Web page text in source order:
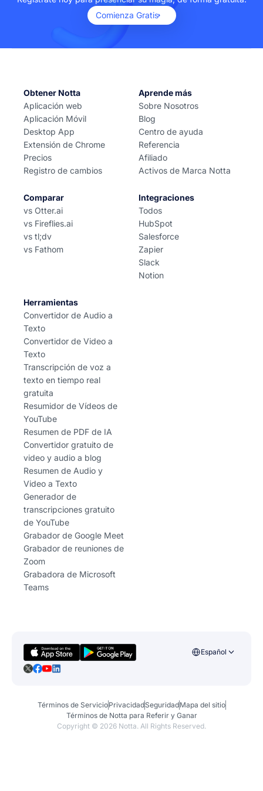
Comienza Gratis
Obtener Notta
Aplicación web
Aplicación Móvil
Desktop App
Extensión de Chrome
Precios
Registro de cambios
Aprende más
Sobre Nosotros
Blog
Centro de ayuda
Referencia
Afiliado
Activos de Marca Notta
Comparar
vs Otter.ai
vs Fireflies.ai
vs tl;dv
vs Fathom
Integraciones
Todos
HubSpot
Salesforce
Zapier
Slack
Notion
Herramientas
Convertidor de Audio a
Texto
Convertidor de Video a
Texto
Transcripción de voz a
texto en tiempo real
gratuita
Resumidor de Vídeos de
YouTube
Resumen de PDF de IA
Convertidor gratuito de
video y audio a blog
Resumen de Audio y
Video a Texto
Generador de
transcripciones gratuito
de YouTube
Grabador de Google Meet
Grabador de reuniones de
Zoom
Grabadora de Microsoft
Teams
Español
Términos de ServicioPrivacidadSeguridadMapa del sitio
Términos de Notta para Referir y Ganar
Copyright © 2026 Notta. All Rights Reserved.